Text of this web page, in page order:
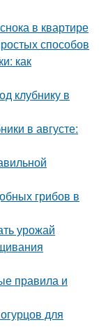
в квартире
способов
как
клубнику в
в августе:
грибов в
урожай
правила и
для